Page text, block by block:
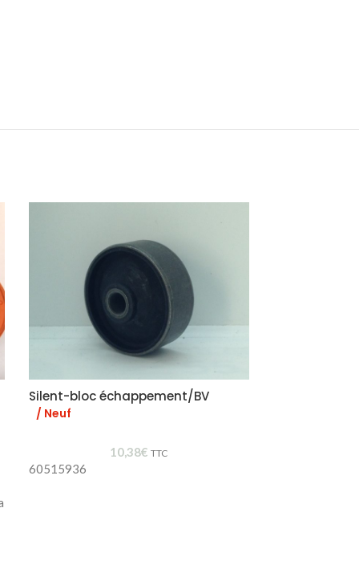
Silent-bloc échappement/BV
/ Neuf
10,38€ TTC
60515936